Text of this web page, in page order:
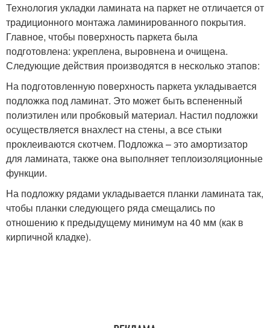
Технология укладки ламината на паркет не отличается от
традиционного монтажа ламинированного покрытия.
Главное, чтобы поверхность паркета была
подготовлена: укреплена, выровнена и очищена.
Следующие действия производятся в несколько этапов:
На подготовленную поверхность паркета укладывается
подложка под ламинат. Это может быть вспененный
полиэтилен или пробковый материал. Настил подложки
осуществляется внахлест на стены, а все стыки
проклеиваются скотчем. Подложка – это амортизатор
для ламината, также она выполняет теплоизоляционные
функции.
На подложку рядами укладывается планки ламината так,
чтобы планки следующего ряда смещались по
отношению к предыдущему минимум на 40 мм (как в
кирпичной кладке).